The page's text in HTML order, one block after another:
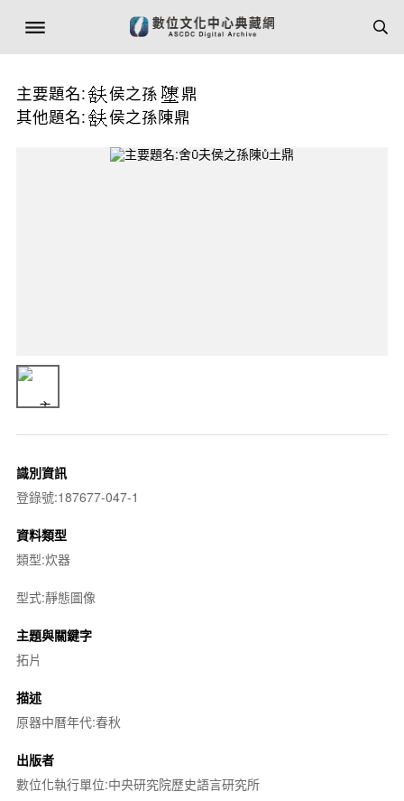
主要題名: 侯之孫
鼎
其他題名:
侯之孫陳鼎
識別資訊
登錄號:187677-047-1
資料類型
類型:炊器
型式:靜態圖像
主題與關鍵字
拓片
描述
原器中曆年代:春秋
出版者
數位化執行單位:中央研究院歷史語言研究所